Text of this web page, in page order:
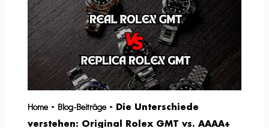
Home - Blog-Beiträge - Die Unterschiede
verstehen: Original Rolex GMT vs. AAAA+